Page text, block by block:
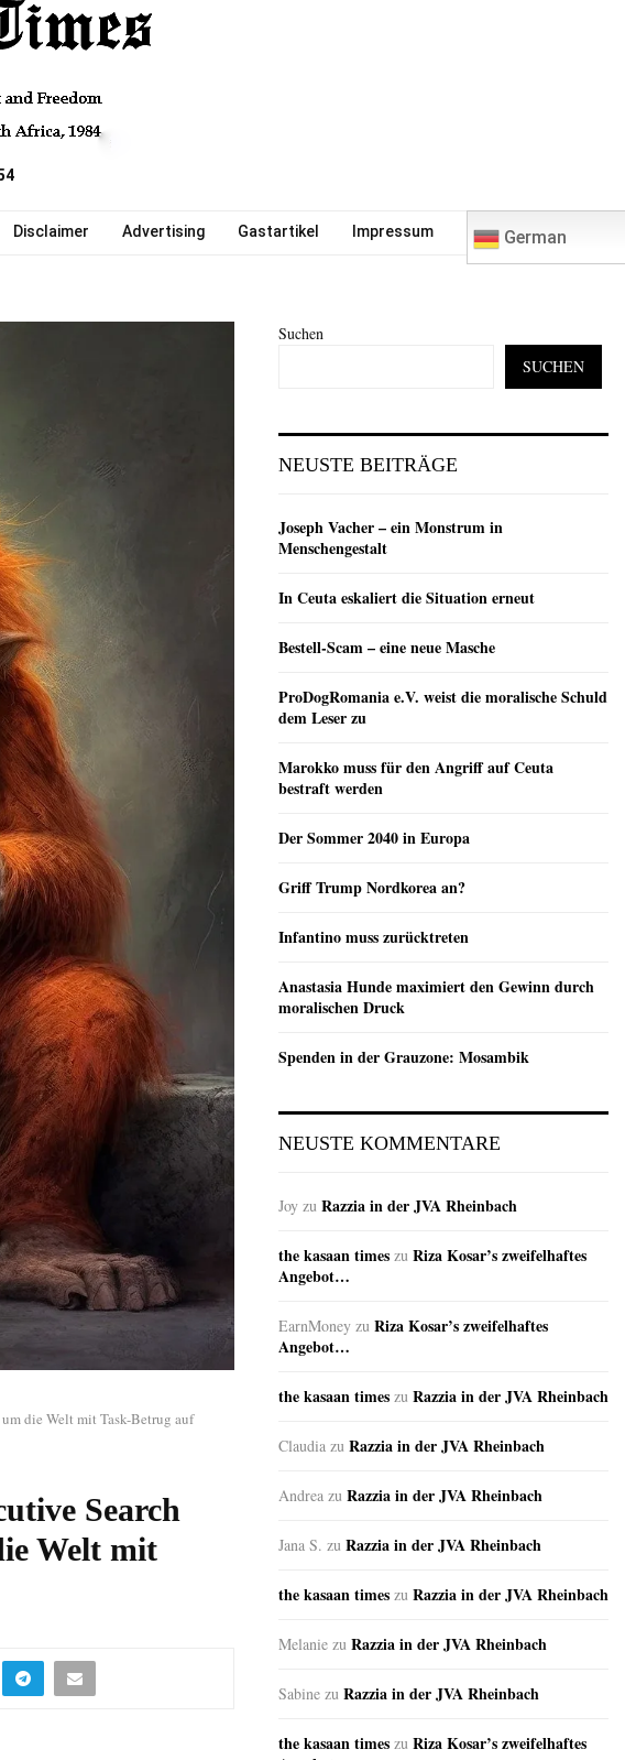
Disclaimer Advertising Gastartikel Impressum German
die Welt mit Task-Betrug auf
Search
Welt mit
Suchen
SUCHEN
NEUSTE BEITRÄGE
Joseph Vacher – ein Monstrum in
Menschengestalt
In Ceuta eskaliert die Situation erneut
Bestell-Scam – eine neue Masche
ProDogRomania e.V. weist die moralische Schuld
dem Leser zu
Marokko muss für den Angriff auf Ceuta
bestraft werden
Der Sommer 2040 in Europa
Griff Trump Nordkorea an?
Infantino muss zurücktreten
Anastasia Hunde maximiert den Gewinn durch
moralischen Druck
Spenden in der Grauzone: Mosambik
NEUSTE KOMMENTARE
Joy zu Razzia in der JVA Rheinbach
the kasaan times zu Riza Kosar’s zweifelhaftes
Angebot…
EarnMoney zu Riza Kosar’s zweifelhaftes
Angebot…
the kasaan times zu Razzia in der JVA Rheinbach
Claudia zu Razzia in der JVA Rheinbach
Andrea zu Razzia in der JVA Rheinbach
Jana S. zu Razzia in der JVA Rheinbach
the kasaan times zu Razzia in der JVA Rheinbach
Melanie zu Razzia in der JVA Rheinbach
Sabine zu Razzia in der JVA Rheinbach
the kasaan times zu Riza Kosar’s zweifelhaftes